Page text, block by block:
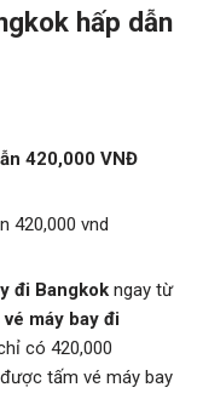
hấp dẫn
420,000 VNĐ
420,000 vnd
đi Bangkok ngay từ
vé máy bay đi
có 420,000
tấm vé máy bay